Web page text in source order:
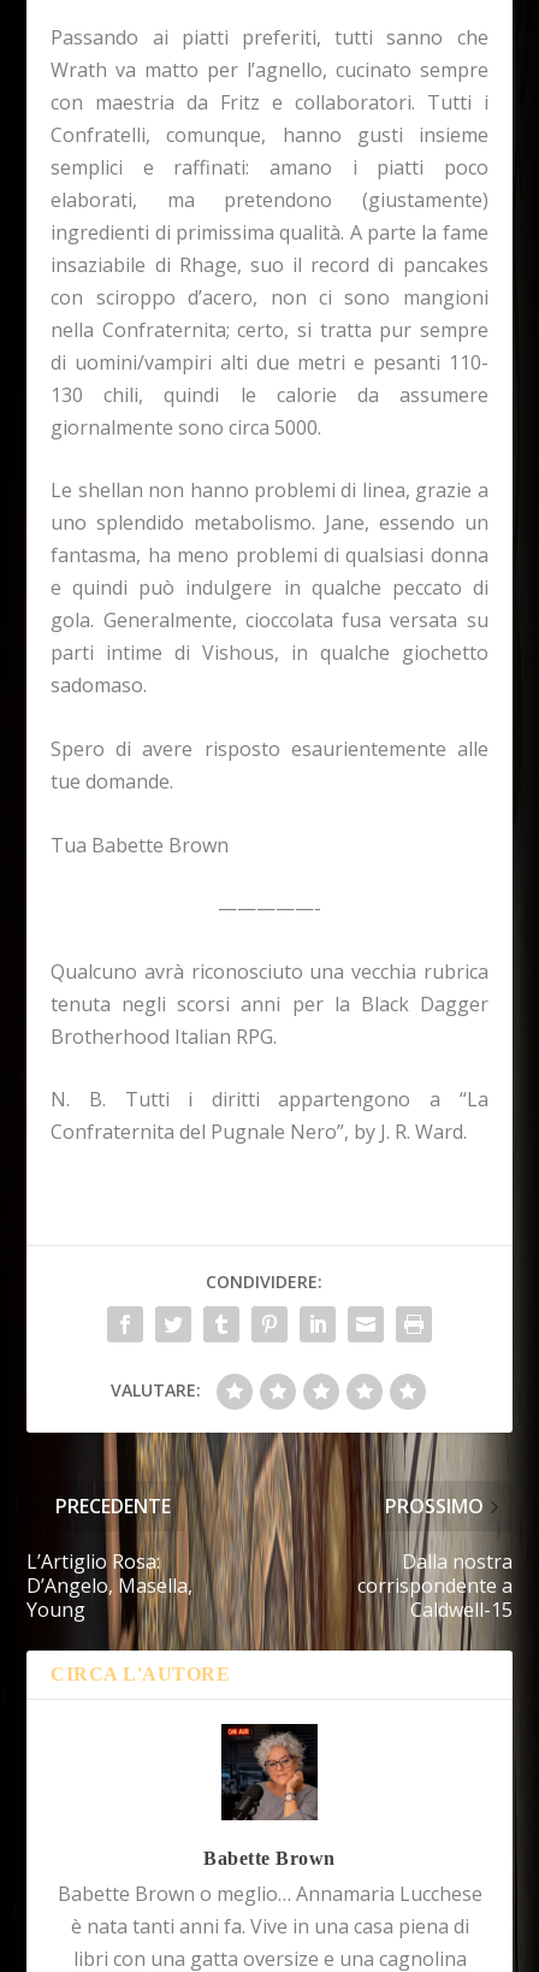
Passando ai piatti preferiti, tutti sanno che
Wrath va matto per l’agnello, cucinato sempre
con maestria da Fritz e collaboratori. Tutti i
Confratelli, comunque, hanno gusti insieme
semplici e raffinati: amano i piatti poco
elaborati, ma pretendono (giustamente)
ingredienti di primissima qualità. A parte la fame
insaziabile di Rhage, suo il record di pancakes
con sciroppo d’acero, non ci sono mangioni
nella Confraternita; certo, si tratta pur sempre
di uomini/vampiri alti due metri e pesanti 110-
130 chili, quindi le calorie da assumere
giornalmente sono circa 5000.
Le shellan non hanno problemi di linea, grazie a
uno splendido metabolismo. Jane, essendo un
fantasma, ha meno problemi di qualsiasi donna
e quindi può indulgere in qualche peccato di
gola. Generalmente, cioccolata fusa versata su
parti intime di Vishous, in qualche giochetto
sadomaso.
Spero di avere risposto esaurientemente alle
tue domande.
Tua Babette Brown
—————-
Qualcuno avrà riconosciuto una vecchia rubrica
tenuta negli scorsi anni per la Black Dagger
Brotherhood Italian RPG.
N. B. Tutti i diritti appartengono a “La
Confraternita del Pugnale Nero”, by J. R. Ward.
CONDIVIDERE:
VALUTARE:
PRECEDENTE
L’Artiglio Rosa:
D’Angelo, Masella,
Young
PROSSIMO
Dalla nostra
corrispondente a
Caldwell-15
CIRCA L'AUTORE
Babette Brown
Babette Brown o meglio… Annamaria Lucchese
è nata tanti anni fa. Vive in una casa piena di
libri con una gatta oversize e una cagnolina